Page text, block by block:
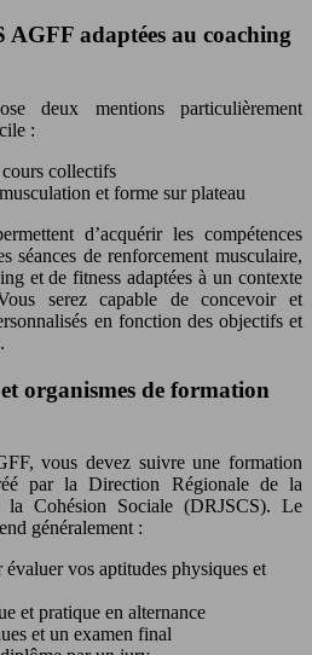
AGFF adaptées au coaching
deux mentions particulièrement
:
collectifs
et forme sur plateau
d’acquérir les compétences
séances de renforcement musculaire,
et de fitness adaptées à un contexte
serez capable de concevoir et
en fonction des objectifs et
organismes de formation
vous devez suivre une formation
par la Direction Régionale de la
la Cohésion Sociale (DRJSCS). Le
généralement :
évaluer vos aptitudes physiques et
et pratique en alternance
et un examen final